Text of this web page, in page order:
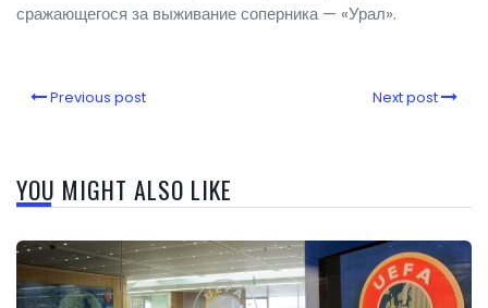
сражающегося за выживание соперника — «Урал».
Previous post Next post
YOU MIGHT ALSO LIKE